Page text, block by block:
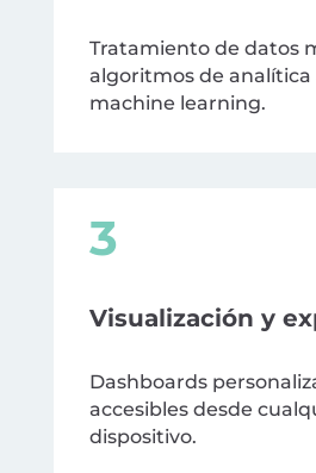
Tratamiento de datos
algoritmos de analítica
machine learning.
3
Visualización y
Dashboards
accesibles desde
dispositivo.